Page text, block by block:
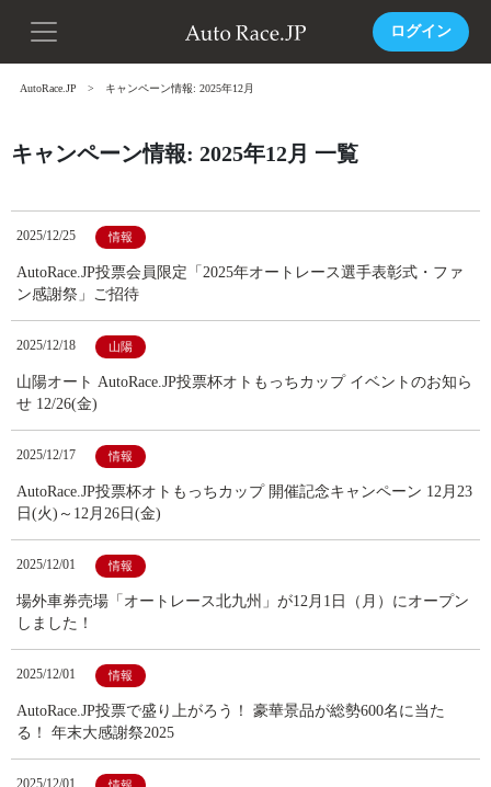
ログイン
AutoRace.JP キャンペーン情報: 2025年12月
キャンペーン情報: 2025年12月 一覧
2025/12/25 情報
AutoRace.JP投票会員限定「2025年オートレース選手表彰式・ファ
ン感謝祭」ご招待
2025/12/18 山陽
山陽オート AutoRace.JP投票杯オトもっちカップ イベントのお知ら
せ 12/26(金)
2025/12/17 情報
AutoRace.JP投票杯オトもっちカップ 開催記念キャンペーン 12月23
日(火)～12月26日(金)
2025/12/01 情報
場外車券売場「オートレース北九州」が12月1日（月）にオープン
しました！
2025/12/01 情報
AutoRace.JP投票で盛り上がろう！ 豪華景品が総勢600名に当た
る！ 年末大感謝祭2025
2025/12/01